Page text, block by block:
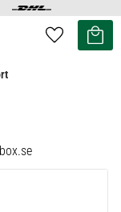
Favoriter
Kundvagn